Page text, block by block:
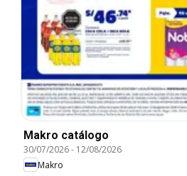
Makro catálogo
30/07/2026- 12/08/2026
Makro